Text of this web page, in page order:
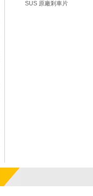
SUS 原廠剎車片